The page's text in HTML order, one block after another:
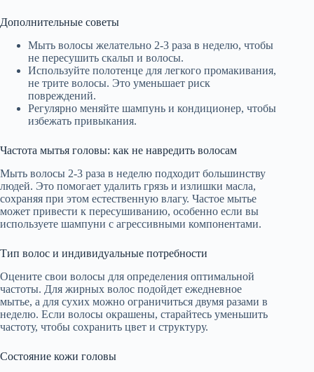
Дополнительные советы
Мыть волосы желательно 2-3 раза в неделю, чтобы
не пересушить скальп и волосы.
Используйте полотенце для легкого промакивания,
не трите волосы. Это уменьшает риск
повреждений.
Регулярно меняйте шампунь и кондиционер, чтобы
избежать привыкания.
Частота мытья головы: как не навредить волосам
Мыть волосы 2-3 раза в неделю подходит большинству
людей. Это помогает удалить грязь и излишки масла,
сохраняя при этом естественную влагу. Частое мытье
может привести к пересушиванию, особенно если вы
используете шампуни с агрессивными компонентами.
Тип волос и индивидуальные потребности
Оцените свои волосы для определения оптимальной
частоты. Для жирных волос подойдет ежедневное
мытье, а для сухих можно ограничиться двумя разами в
неделю. Если волосы окрашены, старайтесь уменьшить
частоту, чтобы сохранить цвет и структуру.
Состояние кожи головы